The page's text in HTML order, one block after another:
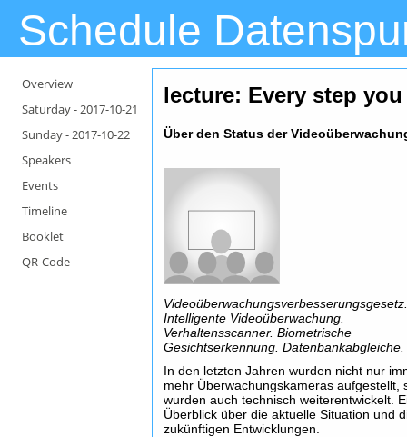
Schedule
Overview
Saturday -2017-10-21
Sunday -2017-10-22
Speakers
Events
Timeline
Booklet
QR-Code
lecture: Every step
Über den Status der
Intelligente Videoüberwachung.
Verhaltensscanner. Biometrische
Gesichtserkennung. Datenbankabgleiche.
In den letzten Jahren wurden nicht nur
mehr Überwachungskameras aufgestellt,
wurden auch technisch weiterentwickelt.
Überblick über die aktuelle Situation und
zukünftigen Entwicklungen.